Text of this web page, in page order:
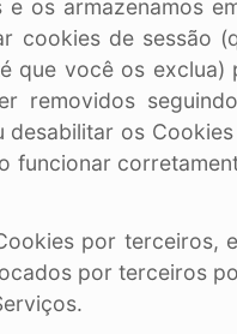
os armazenamos
cookies de sessão
você os
removidos
os
funcionar
por terceiros,
por terceiros